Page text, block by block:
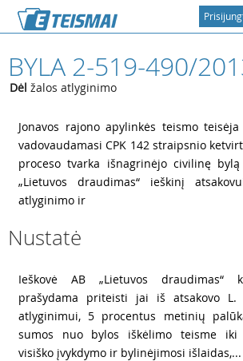
BYLA 2-519-490/
Dėl žalos atlyginimo
Jonavos rajono apylinkės teismo
vadovaudamasi CPK 142 straipsnio
proceso tvarka išnagrinėjo civilinę
„Lietuvos draudimas“ ieškinį
atlyginimo ir
Nustatė
Ieškovė AB „Lietuvos draudimas“
prašydama priteisti jai iš atsakovo L.
atlyginimui, 5 procentus metinių
sumos nuo bylos iškėlimo teisme iki
visiško įvykdymo ir bylinėjimosi išlaidas,...